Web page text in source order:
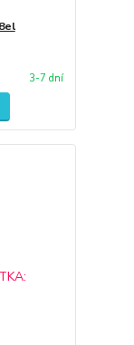
3-7 dní